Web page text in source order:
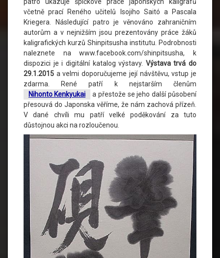
patro ukazuje špičkové práce japonských kaligrafů
včetně prací Reného učitelů Isojiho Saitó a Pascala
Kriegera. Následující patro je věnováno zahraničním
autorům a v nejnižším jsou prezentovány práce žáků
kaligrafických kurzů Shinpitsusha institutu. Podrobnosti
naleznete na www.facebook.com/shinpitsusha, k
dispozici je i digitální katalog výstavy. Výstava trvá do
29.1.2015 a velmi doporučujeme její návštěvu, vstup je
zdarma. René patří k nejstarším členům
Nihonto Kenkyukai
a přestože se jeho další působení
přesouvá do Japonska věříme, že nám zachová přízeň.
V dané chvíli mu patří velké poděkování za tuto
důstojnou akci na rozloučenou.